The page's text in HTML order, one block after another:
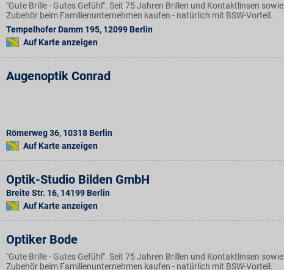
"Gute Brille - Gutes Gefühl". Seit 75 Jahren Brillen und Kontaktlinsen sowie
Zubehör beim Familienunternehmen kaufen - natürlich mit BSW-Vorteil.
Tempelhofer Damm 195, 12099 Berlin
Auf Karte anzeigen
Augenoptik Conrad
Römerweg 36, 10318 Berlin
Auf Karte anzeigen
Optik-Studio Bilden GmbH
Breite Str. 16, 14199 Berlin
Auf Karte anzeigen
Optiker Bode
"Gute Brille - Gutes Gefühl". Seit 75 Jahren Brillen und Kontaktlinsen sowie
Zubehör beim Familienunternehmen kaufen - natürlich mit BSW-Vorteil.